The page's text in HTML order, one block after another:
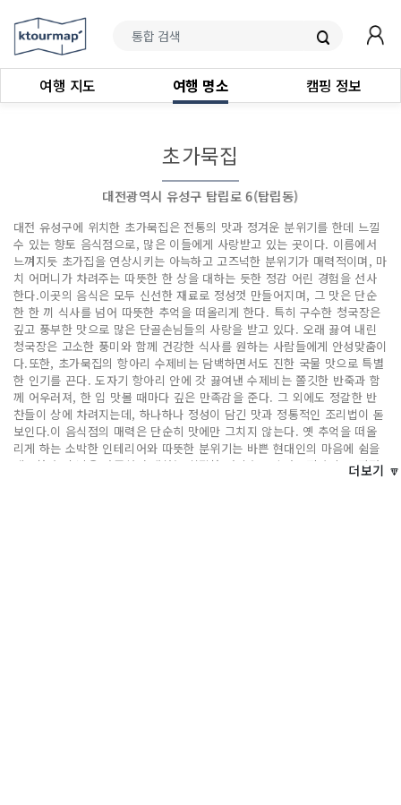
여행 지도 여행 명소 캠핑 정보
초가묵집
대전광역시 유성구 탑립로 6(탑립동)
대전 유성구에 위치한 초가묵집은 전통의 맛과 정겨운 분위기를 한데 느낄
수 있는 향토 음식점으로, 많은 이들에게 사랑받고 있는 곳이다. 이름에서
느껴지듯 초가집을 연상시키는 아늑하고 고즈넉한 분위기가 매력적이며, 마
치 어머니가 차려주는 따뜻한 한 상을 대하는 듯한 정감 어린 경험을 선사
한다.이곳의 음식은 모두 신선한 재료로 정성껏 만들어지며, 그 맛은 단순
한 한 끼 식사를 넘어 따뜻한 추억을 떠올리게 한다. 특히 구수한 청국장은
깊고 풍부한 맛으로 많은 단골손님들의 사랑을 받고 있다. 오래 끓여 내린
청국장은 고소한 풍미와 함께 건강한 식사를 원하는 사람들에게 안성맞춤이
다.또한, 초가묵집의 항아리 수제비는 담백하면서도 진한 국물 맛으로 특별
한 인기를 끈다. 도자기 항아리 안에 갓 끓여낸 수제비는 쫄깃한 반죽과 함
께 어우러져, 한 입 맛볼 때마다 깊은 만족감을 준다. 그 외에도 정갈한 반
찬들이 상에 차려지는데, 하나하나 정성이 담긴 맛과 정통적인 조리법이 돋
보인다.이 음식점의 매력은 단순히 맛에만 그치지 않는다. 옛 추억을 떠올
리게 하는 소박한 인테리어와 따뜻한 분위기는 바쁜 현대인의 마음에 쉼을
제공한다. 손님을 가족처럼 대하는 친절한 서비스도 초가묵집만의 큰 장점
이다.여유로운 한 끼를 원하거나 고향의 따뜻한 맛을 느끼고 싶은 이들에게
더보기 🔽